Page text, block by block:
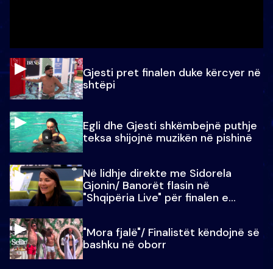
Gjesti pret finalen duke kërcyer në
shtëpi
Egli dhe Gjesti shkëmbejnë puthje
teksa shijojnë muzikën në pishinë
Në lidhje direkte me Sidorela
Gjonin/ Banorët flasin në
"Shqipëria Live" për finalen e
"Mora fjalë"/ Finalistët këndojnë së
bashku në oborr